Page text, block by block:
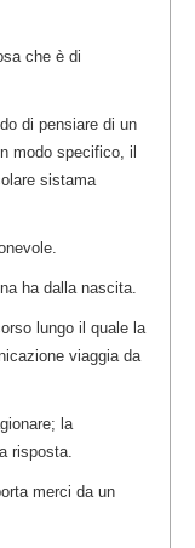
che è di
di pensiare di un
modo specifico, il
sistama
ha dalla nascita.
lungo il quale la
viaggia da
la
risposta.
merci da un